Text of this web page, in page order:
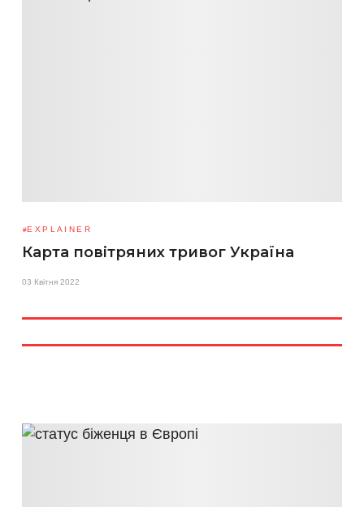
EXPLAINER
Карта повітряних тривог Україна
03 Квітня 2022